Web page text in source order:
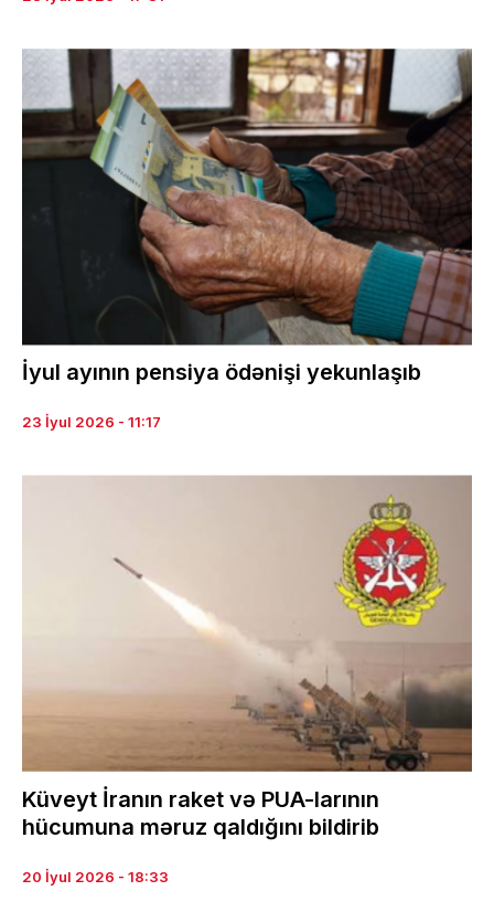
İyul ayının pensiya ödənişi yekunlaşıb
23 İyul 2026 - 11:17
Küveyt İranın raket və PUA-larının
hücumuna məruz qaldığını bildirib
20 İyul 2026 - 18:33